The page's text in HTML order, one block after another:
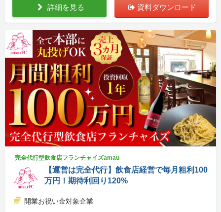
詳細を見る 資料ダウンロード
完全代行型飲食店フランチャイズamau
【運営は完全代行】飲食店経営で毎月粗利100
万円！期待利回り120%
開業お祝い金対象企業